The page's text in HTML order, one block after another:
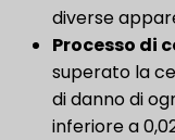
diverse
Processo di
superato la
di danno di
inferiore a